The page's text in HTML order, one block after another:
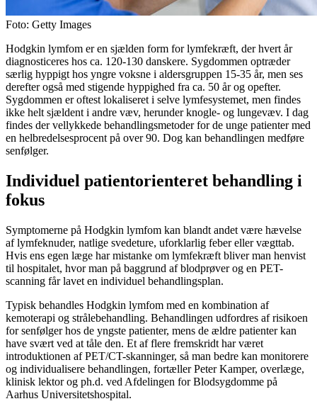
Foto: Getty Images
Hodgkin lymfom er en sjælden form for lymfekræft, der hvert år
diagnosticeres hos ca. 120-130 danskere. Sygdommen optræder
særlig hyppigt hos yngre voksne i aldersgruppen 15-35 år, men ses
derefter også med stigende hyppighed fra ca. 50 år og opefter.
Sygdommen er oftest lokaliseret i selve lymfesystemet, men findes
ikke helt sjældent i andre væv, herunder knogle- og lungevæv. I dag
findes der vellykkede behandlingsmetoder for de unge patienter med
en helbredelsesprocent på over 90. Dog kan behandlingen medføre
senfølger.
Individuel patientorienteret behandling i
fokus
Symptomerne på Hodgkin lymfom kan blandt andet være hævelse
af lymfeknuder, natlige svedeture, uforklarlig feber eller vægttab.
Hvis ens egen læge har mistanke om lymfekræft bliver man henvist
til hospitalet, hvor man på baggrund af blodprøver og en PET-
scanning får lavet en individuel behandlingsplan.
Typisk behandles Hodgkin lymfom med en kombination af
kemoterapi og strålebehandling. Behandlingen udfordres af risikoen
for senfølger hos de yngste patienter, mens de ældre patienter kan
have svært ved at tåle den. Et af flere fremskridt har været
introduktionen af PET/CT-skanninger, så man bedre kan monitorere
og individualisere behandlingen, fortæller Peter Kamper, overlæge,
klinisk lektor og ph.d. ved Afdelingen for Blodsygdomme på
Aarhus Universitetshospital.